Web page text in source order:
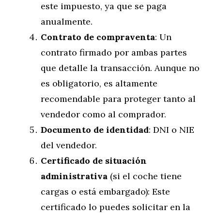
este impuesto, ya que se paga
anualmente.
Contrato de compraventa: Un
contrato firmado por ambas partes
que detalle la transacción. Aunque no
es obligatorio, es altamente
recomendable para proteger tanto al
vendedor como al comprador.
Documento de identidad: DNI o NIE
del vendedor.
Certificado de situación
administrativa (si el coche tiene
cargas o está embargado): Este
certificado lo puedes solicitar en la